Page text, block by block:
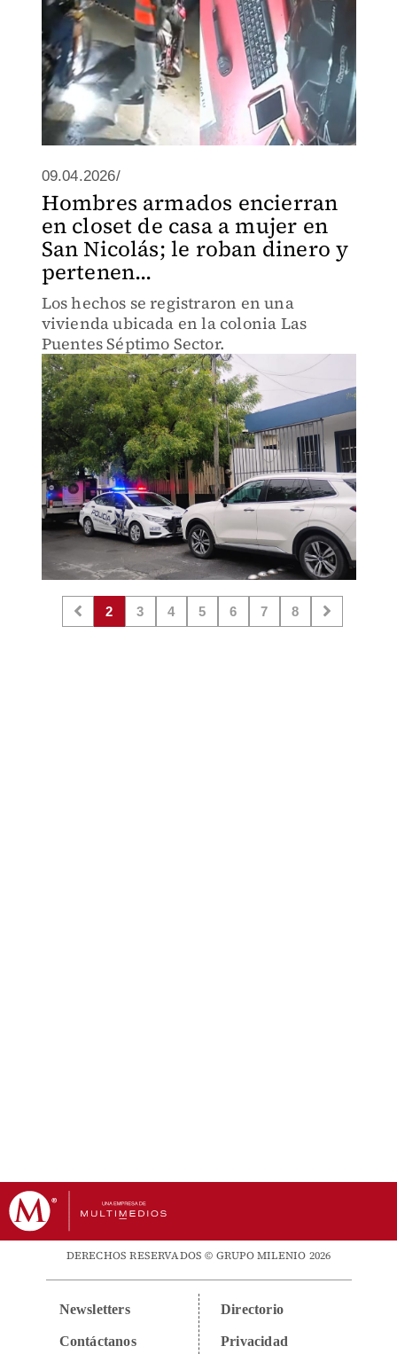
09.04.2026/
Hombres armados encierran
en closet de casa a mujer en
San Nicolás; le roban dinero y
pertenen...
Los hechos se registraron en una
vivienda ubicada en la colonia Las
Puentes Séptimo Sector.
2 3 4 5 6 7 8
DERECHOS RESERVADOS © GRUPO MILENIO 2026
Newsletters
Contáctanos
Directorio
Privacidad